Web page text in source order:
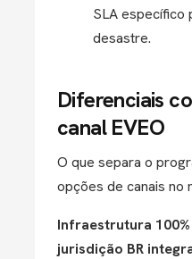
SLA específico
desastre.
Diferenciais
canal EVEO
O que separa o
opções de canais no
Infraestrutura
jurisdição BR